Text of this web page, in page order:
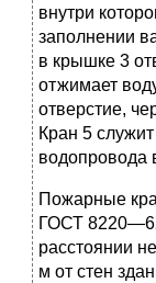
внутри
заполнении
в крышке 3
отжимает
отверстие,
Кран 5
водопровода
Пожарные
ГОСТ
расстоянии
м от стен